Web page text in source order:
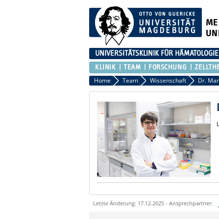
UNIVERSITÄTSKLINIK FÜR
KLINIK TEAM FORSCHUNG
Home Team Wissenschaft Dr.
Letzte Änderung: 17.12.2025 - Ansprechpartner: